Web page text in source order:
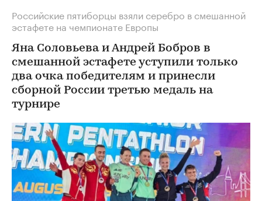
Российские пятиборцы взяли серебро в смешанной
эстафете на чемпионате Европы
Яна Соловьева и Андрей Бобров в
смешанной эстафете уступили только
два очка победителям и принесли
сборной России третью медаль на
турнире